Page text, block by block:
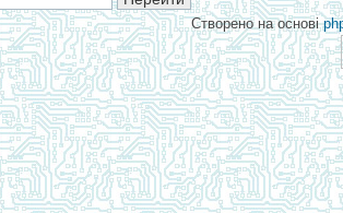
Створено на основі